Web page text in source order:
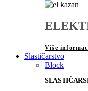
Više
Slastičarstvo
Block